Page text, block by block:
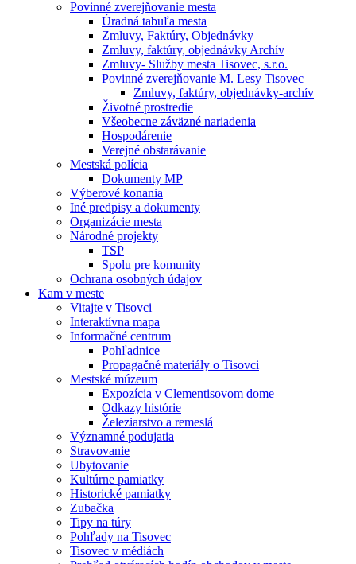
Povinné zverejňovanie mesta
Úradná tabuľa mesta
Zmluvy, Faktúry, Objednávky
Zmluvy, faktúry, objednávky Archív
Zmluvy- Služby mesta Tisovec, s.r.o.
Povinné zverejňovanie M. Lesy Tisovec
Zmluvy, faktúry, objednávky-archív
Životné prostredie
Všeobecne záväzné nariadenia
Hospodárenie
Verejné obstarávanie
Mestská polícia
Dokumenty MP
Výberové konania
Iné predpisy a dokumenty
Organizácie mesta
Národné projekty
TSP
Spolu pre komunity
Ochrana osobných údajov
Kam v meste
Vitajte v Tisovci
Interaktívna mapa
Informačné centrum
Pohľadnice
Propagačné materiály o Tisovci
Mestské múzeum
Expozícia v Clementisovom dome
Odkazy histórie
Železiarstvo a remeslá
Významné podujatia
Stravovanie
Ubytovanie
Kultúrne pamiatky
Historické pamiatky
Zubačka
Tipy na túry
Pohľady na Tisovec
Tisovec v médiách